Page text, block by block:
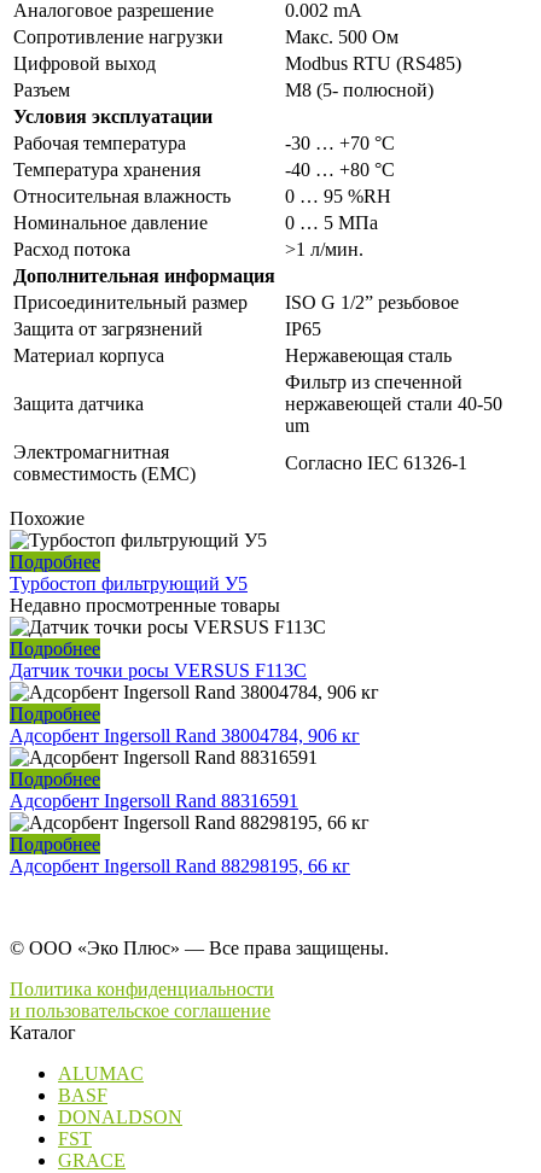
Аналоговое разрешение
0.002 mA
Сопротивление нагрузки
Макс. 500 Ом
Цифровой выход
Modbus RTU (RS485)
Разъем
М8 (5- полюсной)
Условия эксплуатации
Рабочая температура
-30 … +70 °C
Температура хранения
-40 … +80 °C
Относительная влажность
0 … 95 %RH
Номинальное давление
0 … 5 MПа
Расход потока
>1 л/мин.
Дополнительная информация
Присоединительный размер
ISO G 1/2” резьбовое
Защита от загрязнений
IP65
Материал корпуса
Нержавеющая сталь
Защита датчика
Фильтр из спеченной
нержавеющей стали 40-50
um
Электромагнитная
совместимость (EMC)
Согласно IEC 61326-1
Похожие
Подробнее
Турбостоп фильтрующий У5
Недавно просмотренные товары
Подробнее
Датчик точки росы VERSUS F113C
Подробнее
Адсорбент Ingersoll Rand 38004784, 906 кг
Подробнее
Адсорбент Ingersoll Rand 88316591
Подробнее
Адсорбент Ingersoll Rand 88298195, 66 кг
© ООО «Эко Плюс» — Все права защищены.
Политика конфиденциальности
и пользовательское соглашение
Каталог
ALUMAC
BASF
DONALDSON
FST
GRACE